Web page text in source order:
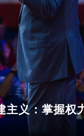
主义：掌握权